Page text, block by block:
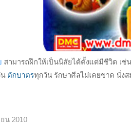
สามารถฝึกให้เป็นนิสัยได้ตั้งแต่มีชีวิต เ
ตักบาตรทุกวัน รักษาศีลไม่เคยขาด นั่ง
น 2010